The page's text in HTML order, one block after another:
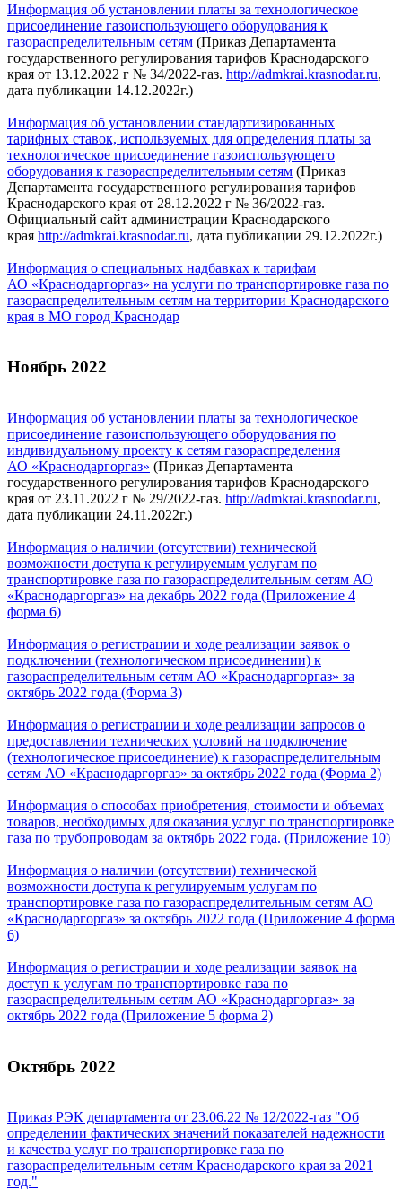
Информация об установлении платы за технологическое
присоединение газоиспользующего оборудования к
газораспределительным сетям (Приказ Департамента
государственного регулирования тарифов Краснодарского
края от 13.12.2022 г № 34/2022-газ. http://admkrai.krasnodar.ru,
дата публикации 14.12.2022г.)
Информация об установлении стандартизированных
тарифных ставок, используемых для определения платы за
технологическое присоединение газоиспользующего
оборудования к газораспределительным сетям (Приказ
Департамента государственного регулирования тарифов
Краснодарского края от 28.12.2022 г № 36/2022-газ.
Официальный сайт администрации Краснодарского
края http://admkrai.krasnodar.ru, дата публикации 29.12.2022г.)
Информация о специальных надбавках к тарифам
АО «Краснодаргоргаз» на услуги по транспортировке газа по
газораспределительным сетям на территории Краснодарского
края в МО город Краснодар
Ноябрь 2022
Информация об установлении платы за технологическое
присоединение газоиспользующего оборудования по
индивидуальному проекту к сетям газораспределения
АО «Краснодаргоргаз» (Приказ Департамента
государственного регулирования тарифов Краснодарского
края от 23.11.2022 г № 29/2022-газ. http://admkrai.krasnodar.ru,
дата публикации 24.11.2022г.)
Информация о наличии (отсутствии) технической
возможности доступа к регулируемым услугам по
транспортировке газа по газораспределительным сетям АО
«Краснодаргоргаз» на декабрь 2022 года (Приложение 4
форма 6)
Информация о регистрации и ходе реализации заявок о
подключении (технологическом присоединении) к
газораспределительным сетям АО «Краснодаргоргаз» за
октябрь 2022 года (Форма 3)
Информация о регистрации и ходе реализации запросов о
предоставлении технических условий на подключение
(технологическое присоединение) к газораспределительным
сетям АО «Краснодаргоргаз» за октябрь 2022 года (Форма 2)
Информация о способах приобретения, стоимости и объемах
товаров, необходимых для оказания услуг по транспортировке
газа по трубопроводам за октябрь 2022 года. (Приложение 10)
Информация о наличии (отсутствии) технической
возможности доступа к регулируемым услугам по
транспортировке газа по газораспределительным сетям АО
«Краснодаргоргаз» за октябрь 2022 года (Приложение 4 форма
6)
Информация о регистрации и ходе реализации заявок на
доступ к услугам по транспортировке газа по
газораспределительным сетям АО «Краснодаргоргаз» за
октябрь 2022 года (Приложение 5 форма 2)
Октябрь 2022
Приказ РЭК департамента от 23.06.22 № 12/2022-газ "Об
определении фактических значений показателей надежности
и качества услуг по транспортировке газа по
газораспределительным сетям Краснодарского края за 2021
год."